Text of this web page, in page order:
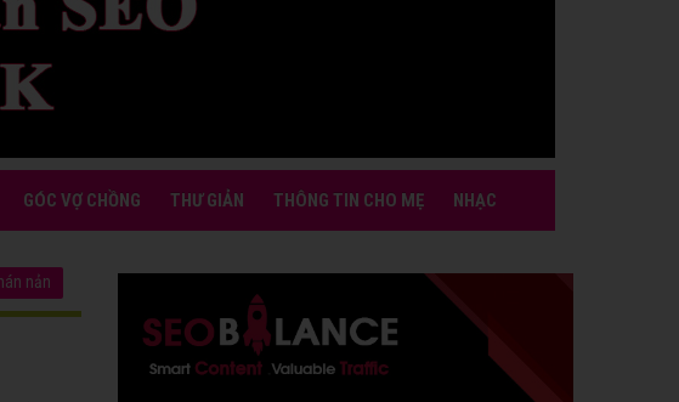
GÓC VỢ CHỒNG THƯ GIẢN THÔNG TIN CHO MẸ NHẠC
nản